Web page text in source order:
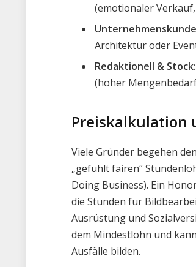
(emotionaler
Architektur oder
Redaktionell & Stock:
(hoher
Preiskalkulation
Viele Gründer begehen
„gefühlt fairen“
Doing Business). Ein
die Stunden für
Ausrüstung und
dem Mindestlohn und
Ausfälle bilden.